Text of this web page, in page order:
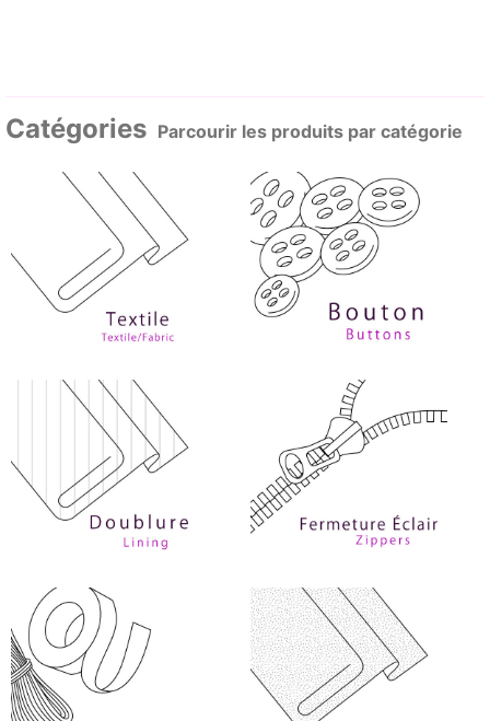
Catégories Parcourir les produits par catégorie